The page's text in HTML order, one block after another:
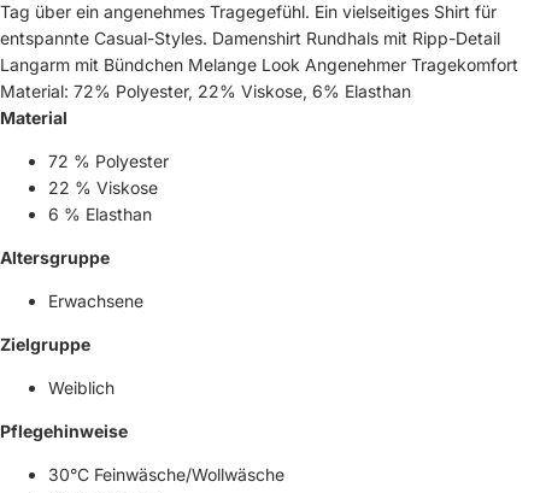
Tag über ein angenehmes Tragegefühl. Ein vielseitiges Shirt für
entspannte Casual-Styles. Damenshirt Rundhals mit Ripp-Detail
Langarm mit Bündchen Melange Look Angenehmer Tragekomfort
Material: 72% Polyester, 22% Viskose, 6% Elasthan
Material
72 % Polyester
22 % Viskose
6 % Elasthan
Altersgruppe
Erwachsene
Zielgruppe
Weiblich
Pflegehinweise
30°C Feinwäsche/Wollwäsche